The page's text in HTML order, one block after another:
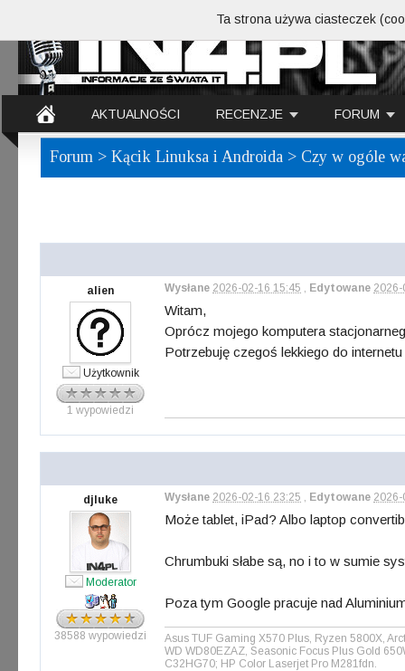
AKTUALNOŚCI RECENZJE FORUM
Forum > Kącik Linuksa i Androida > Czy w ogóle
alien
Użytkownik
1 wypowiedzi
Wysłane 2026-02-16 15:45 , Edytowane
Witam,
Oprócz mojego komputera
Potrzebuję czegoś lekkiego do
djluke
Moderator
38588 wypowiedzi
Wysłane 2026-02-16 23:25 , Edytowane
Może tablet, iPad? Albo laptop
Chrumbuki słabe są, no i to w sumie
Poza tym Google pracuje nad
Asus TUF Gaming X570 Plus, Ryzen 5800X,
WD WD80EZAZ, Seasonic Focus Plus Gold
C32HG70; HP Color Laserjet Pro M281fdn.
Ta strona używa ciasteczek